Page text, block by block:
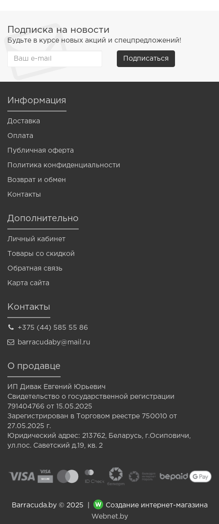
Подписка на новости
Будьте в курсе новых акций и спецпредложений!
Подписаться
Информация
Доставка
Оплата
Публичная оферта
Политика конфиденциальности
Возврат и обмен
Контакты
Дополнительно
Личный кабинет
Товары со скидкой
Обратная связь
Карта сайта
Контакты
+375 (44) 585 55 86
barracudaby@mail.ru
О продавце
ИП Дивак Евгений Юрьевич
Свидетельство о государственной регистрации
791404766 от 15.05.2025
Зарегистрирован в Торговом реестре 750010 от
27.05.2025 г.
Юридический адрес: 213762, Беларусь, г.Осиповичи,
ул.пос. Саветский д.19, кв. 2
Barracuda.by © 2025 |
Создание интернет-магазина
Webnet.by